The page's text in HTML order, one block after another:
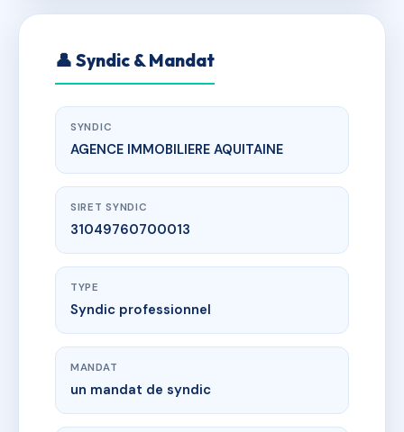
👤 Syndic & Mandat
SYNDIC
AGENCE IMMOBILIERE AQUITAINE
SIRET SYNDIC
31049760700013
TYPE
Syndic professionnel
MANDAT
un mandat de syndic